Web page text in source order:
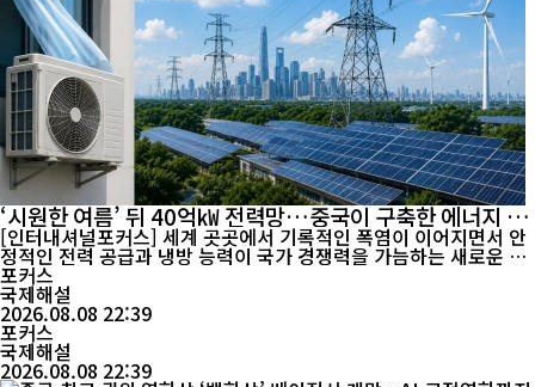
‘시원한 여름’ 뒤 40억㎾ 전력망…중국이 구축한 에너지 인
프라
[인터내셔널포커스] 세계 곳곳에서 기록적인 폭염이 이어지면서 안
정적인 전력 공급과 냉방 능력이 국가 경쟁력을 가늠하는 새로운 요
소로 떠오르고 있다. 냉방 수요가 급증할 때마다 전력 가격 상승과
공급 불안이 반복되는 국가가 있는 반면, 중국에서는 대규모 발전·
송전망과 제조업 기반이 폭염 대응을 뒷받침하고 있다는 평가가 나
온다. 차이나데일리에 따르면 중국의 발전 설비용량은 2026년 5월
40억1천만㎾에 ...
포커스
국제해설
2026.08.08 22:39
포커스
국제해설
2026.08.08 22:39